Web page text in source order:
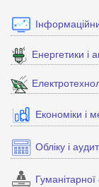
Енергетики і
Економіки і
Обліку і
Гуманітарної